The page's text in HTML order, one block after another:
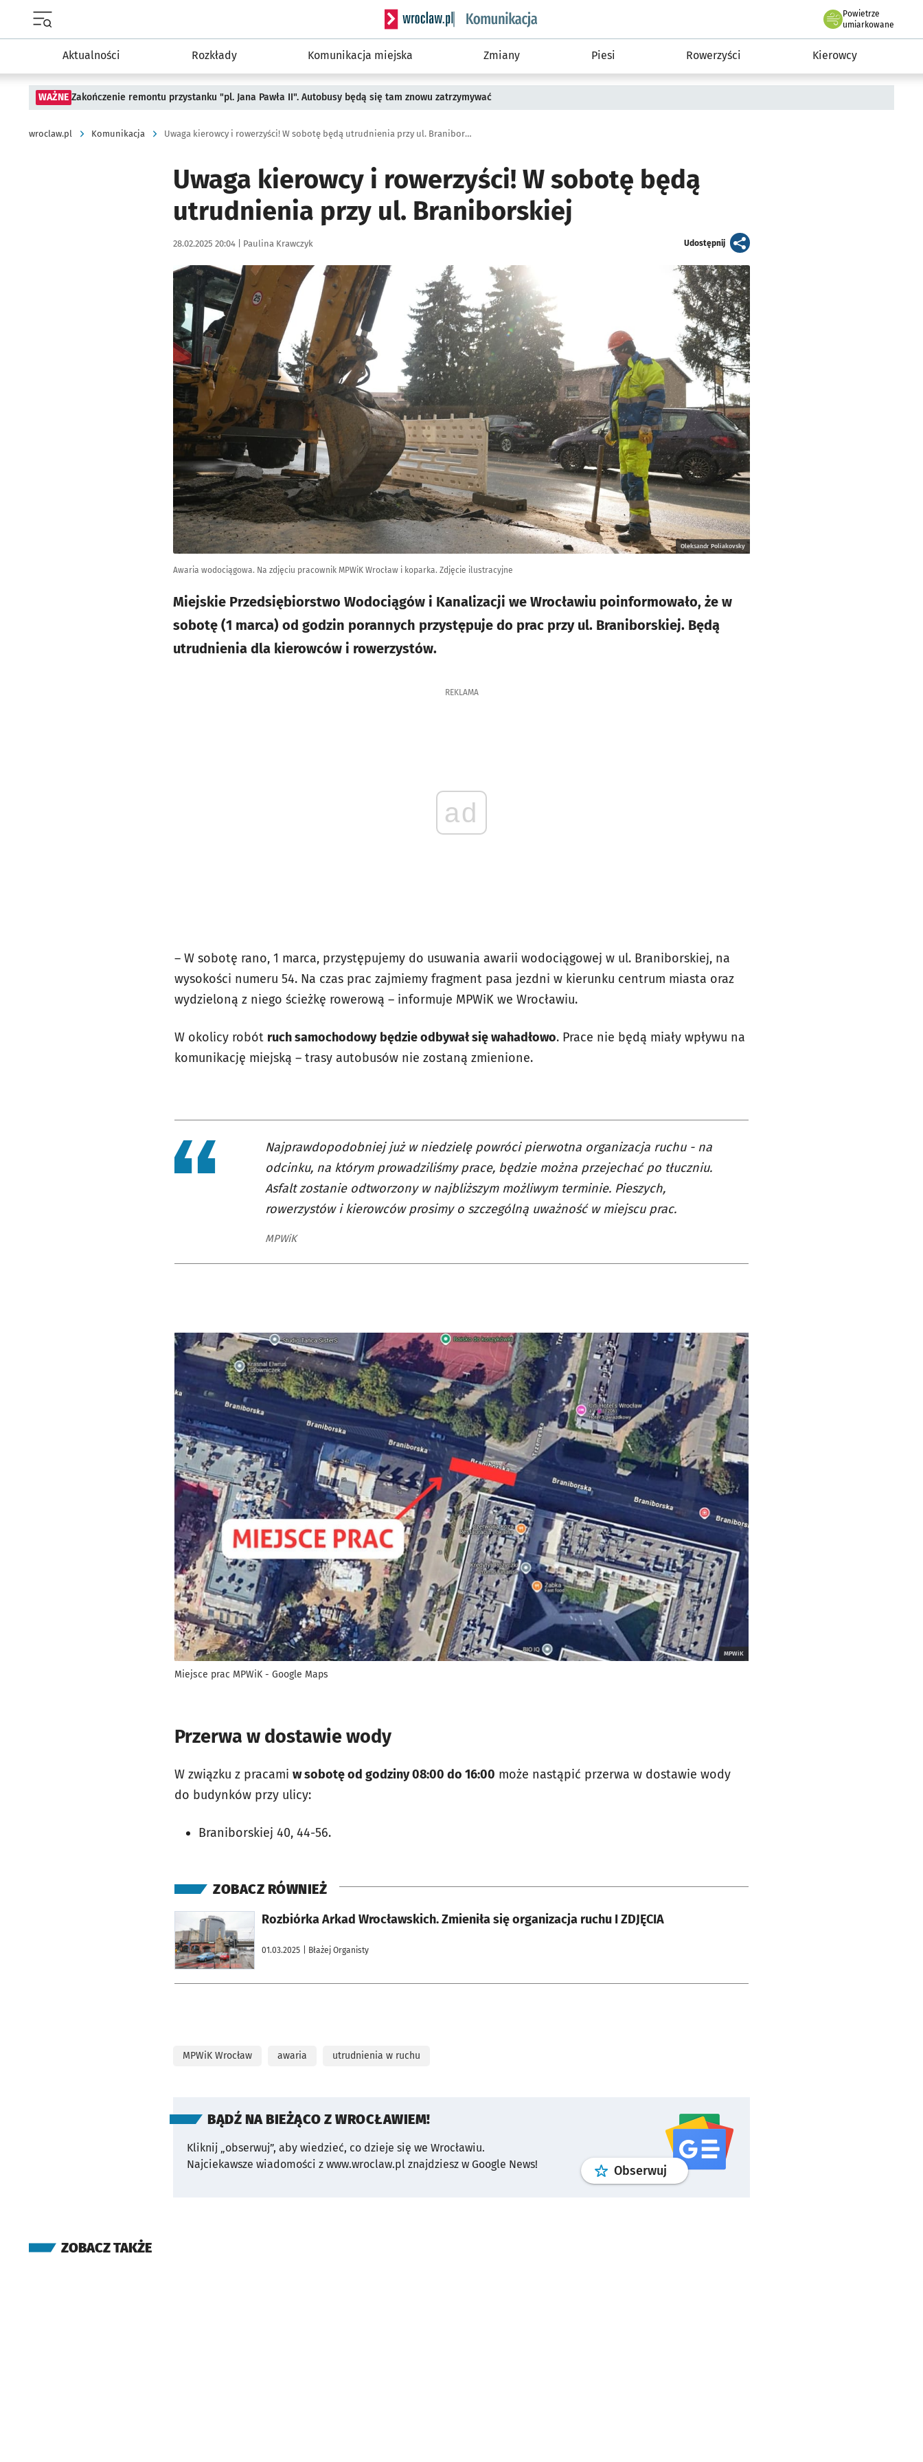
Serwis informacyjny wroclaw.pl podserwis: Komunikacja
Powietrze
we Wrocławiu
umiarkowane
Aktualności Rozkłady Komunikacja miejska Zmiany Piesi Rowerzyści Kierowcy
WAŻNE Zakończenie remontu przystanku "pl. Jana Pawła II". Autobusy będą się tam znowu zatrzymywać
wroclaw.pl Komunikacja Uwaga kierowcy i rowerzyści! W sobotę będą utrudnienia przy ul. Braniborskiej
Uwaga kierowcy i rowerzyści! W sobotę będą
utrudnienia przy ul. Braniborskiej
Data publikacji:
28.02.2025 20:04 | Autor:
Paulina Krawczyk Udostępnijartykuł
Kliknij, aby powiększyć
Oleksandr Poliakovsky
Awaria wodociągowa. Na zdjęciu pracownik MPWiK Wrocław i koparka. Zdjęcie ilustracyjne
Miejskie Przedsiębiorstwo Wodociągów i Kanalizacji we Wrocławiu poinformowało, że w
sobotę (1 marca) od godzin porannych przystępuje do prac przy ul. Braniborskiej. Będą
utrudnienia dla kierowców i rowerzystów.
REKLAMA
ad
– W sobotę rano, 1 marca, przystępujemy do usuwania awarii wodociągowej w ul. Braniborskiej, na
wysokości numeru 54. Na czas prac zajmiemy fragment pasa jezdni w kierunku centrum miasta oraz
wydzieloną z niego ścieżkę rowerową – informuje MPWiK we Wrocławiu.
W okolicy robót ruch samochodowy będzie odbywał się wahadłowo. Prace nie będą miały wpływu na
komunikację miejską – trasy autobusów nie zostaną zmienione.
Najprawdopodobniej już w niedzielę powróci pierwotna organizacja ruchu - na
odcinku, na którym prowadziliśmy prace, będzie można przejechać po tłuczniu.
Asfalt zostanie odtworzony w najbliższym możliwym terminie. Pieszych,
rowerzystów i kierowców prosimy o szczególną uważność w miejscu prac.
MPWiK
MPWiK
Miejsce prac MPWiK - Google Maps
Przerwa w dostawie wody
W związku z pracami w sobotę od godziny 08:00 do 16:00 może nastąpić przerwa w dostawie wody
do budynków przy ulicy:
Braniborskiej 40, 44-56.
ZOBACZ RÓWNIEŻ
Rozbiórka Arkad Wrocławskich. Zmieniła się organizacja ruchu I ZDJĘCIA
01.03.2025 | Błażej Organisty
otworzy się w nowej karcie
MPWiK Wrocław awaria utrudnienia w ruchu
BĄDŹ NA BIEŻĄCO Z WROCŁAWIEM!
Kliknij „obserwuj”, aby wiedzieć, co dzieje się we Wrocławiu.
Najciekawsze wiadomości z www.wroclaw.pl znajdziesz w Google News!
Obserwuj profilgoogle news
ZOBACZ TAKŻE